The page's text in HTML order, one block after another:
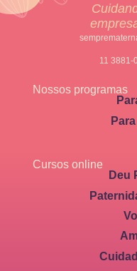
11 3881-
Nossos programas
Cursos online
Deu